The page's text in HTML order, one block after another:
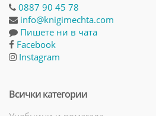
0887 90 45 78
info@knigimechta.com
Пишете ни в чата
Facebook
Instagram
Всички категории